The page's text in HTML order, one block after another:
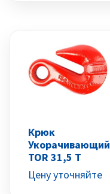
Крюк
Укорачивающий
TOR 31,5 Т
Цену уточняйте